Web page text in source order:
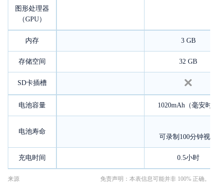
图形处理器
（GPU）
内存 3 GB
存储空间 32 GB
SD卡插槽
电池容量 1020mAh（毫安时
电池寿命
可录制100分钟视频
充电时间 0.5小时
来源 免责声明：本表信息可能并非 100% 正确。